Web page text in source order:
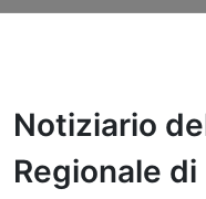
Notiziario
Regionale